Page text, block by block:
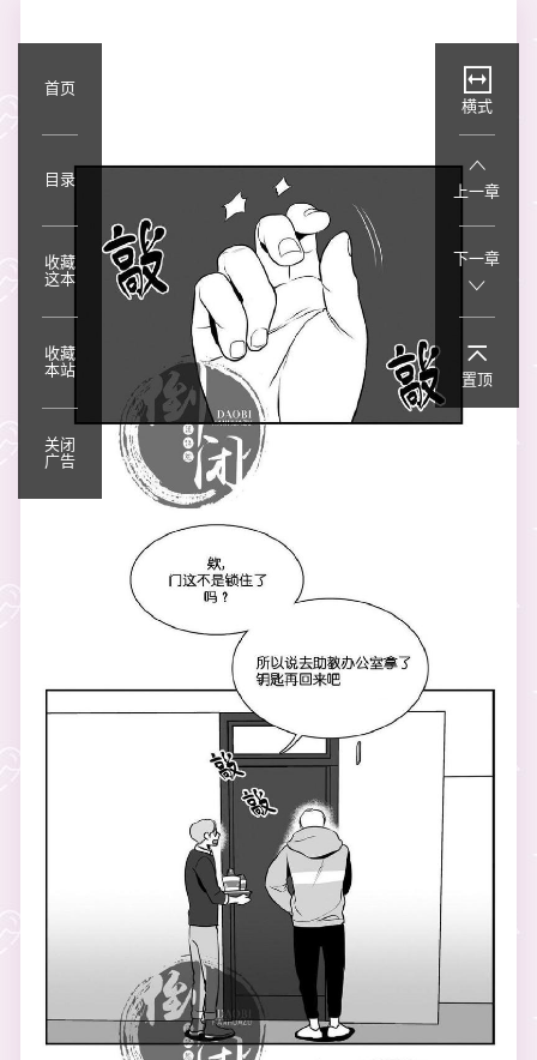
首页
目录
收藏
这本
收藏
本站
关闭
广告
横式
上一章
下一章
置顶